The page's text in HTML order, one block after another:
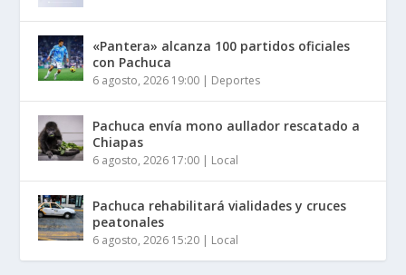
«Pantera» alcanza 100 partidos oficiales
con Pachuca
6 agosto, 2026 19:00 | Deportes
Pachuca envía mono aullador rescatado a
Chiapas
6 agosto, 2026 17:00 | Local
Pachuca rehabilitará vialidades y cruces
peatonales
6 agosto, 2026 15:20 | Local